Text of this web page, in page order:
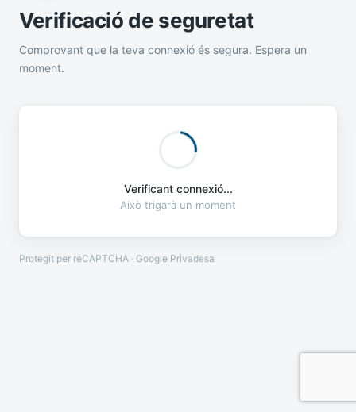
Verificació de seguretat
Comprovant que la teva connexió és segura. Espera un
moment.
Verificant connexió...
Això trigarà un moment
Protegit per reCAPTCHA · Google Privadesa